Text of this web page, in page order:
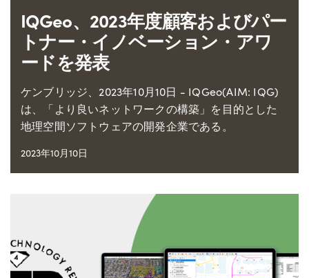
IQGeo、2023年度顧客およびパー
トナー・イノベーション・アワ
ードを発表
ケンブリッジ、2023年10月10日 - IQGeo(AIM: IQG)
は、「より良いネットワークの構築」を目的とした
地理空間ソフトウェアの開発企業である。
2023年10月10日